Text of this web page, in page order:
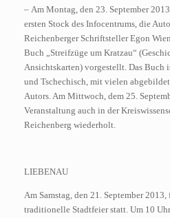
– Am Montag, den 23. September
ersten Stock des Infocentrums, die
Reichenberger Schriftsteller Egon
Buch „Streifzüge um Kratzau“
Ansichtskarten) vorgestellt. Das Buch
und Tschechisch, mit vielen
Autors. Am Mittwoch, dem 25.
Veranstaltung auch in der
Reichenberg wiederholt.
LIEBENAU
Am Samstag, den 21. September
traditionelle Stadtfeier statt. Um 10